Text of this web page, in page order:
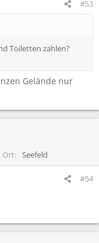
#53
Toiletten zahlen?
Gelände nur
Ort Seefeld
#54